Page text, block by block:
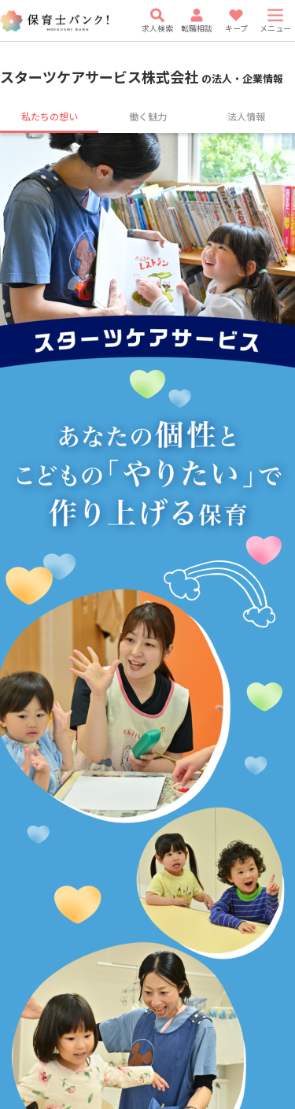
求人検索 転職相談 キープ メニュー
スターツケアサービス株式会社 の法人・企業情報
私たちの想い 働く魅力 法人情報